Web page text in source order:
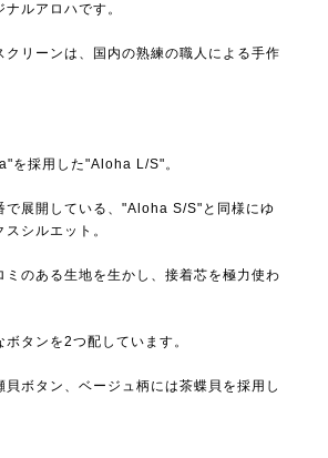
ルアロハです。
クリーンは、国内の熟練の職人による手作
を採用した"Aloha L/S"。
で展開している、"Aloha S/S"と同様にゆ
シルエット。
ミのある生地を生かし、接着芯を極力使わ
タンを2つ配しています。
貝ボタン、ベージュ柄には茶蝶貝を採用し